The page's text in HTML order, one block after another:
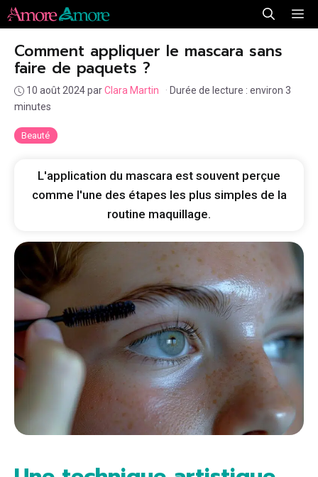
Aller
au
contenu
Beauté
Comment appliquer le mascara sans
faire de paquets ?
10 août 2024parClara Martin · Durée de lecture : environ 3
minutes
L'application du mascara est souvent perçue
comme l'une des étapes les plus simples de la
routine maquillage.